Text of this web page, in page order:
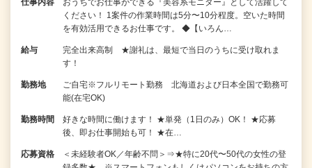
仕事内容
おうちでお仕事ができる『美容系モニター』として活躍して
ください！ 1案件の作業時間は5分〜10分程度。空いた時間
を有効活用できるお仕事です。 ◆【いろん…
給与
完全出来高制 ★謝礼は、最短で当日のうちに受け取れま
す！
勤務地
ご自宅※フルリモート勤務 北海道および日本全国で勤務可
能(在宅OK)
勤務時間
好きな時間に働けます！ ★単発（1日のみ）OK！ ★応募
後、即お仕事開始も可！ ★在…
応募資格
＜未経験者OK／年齢不問＞⇒★特に20代〜50代の女性の登